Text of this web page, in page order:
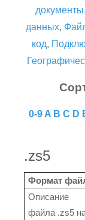
документы,
данных,
код,
0-9 A B C D
.zs5
Формат
Описание
файла .zs5